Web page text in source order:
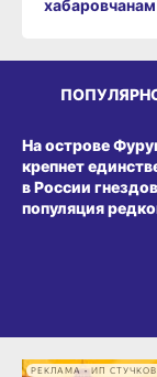
На острове
крепнет
в России
популяция
РЕКЛАМА • ИП